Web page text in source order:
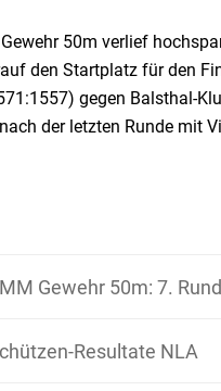
50m verlief
den Startplatz für den
gegen Balsthal-
der letzten Runde mit
Gewehr 50m: 7.
Resultate NLA